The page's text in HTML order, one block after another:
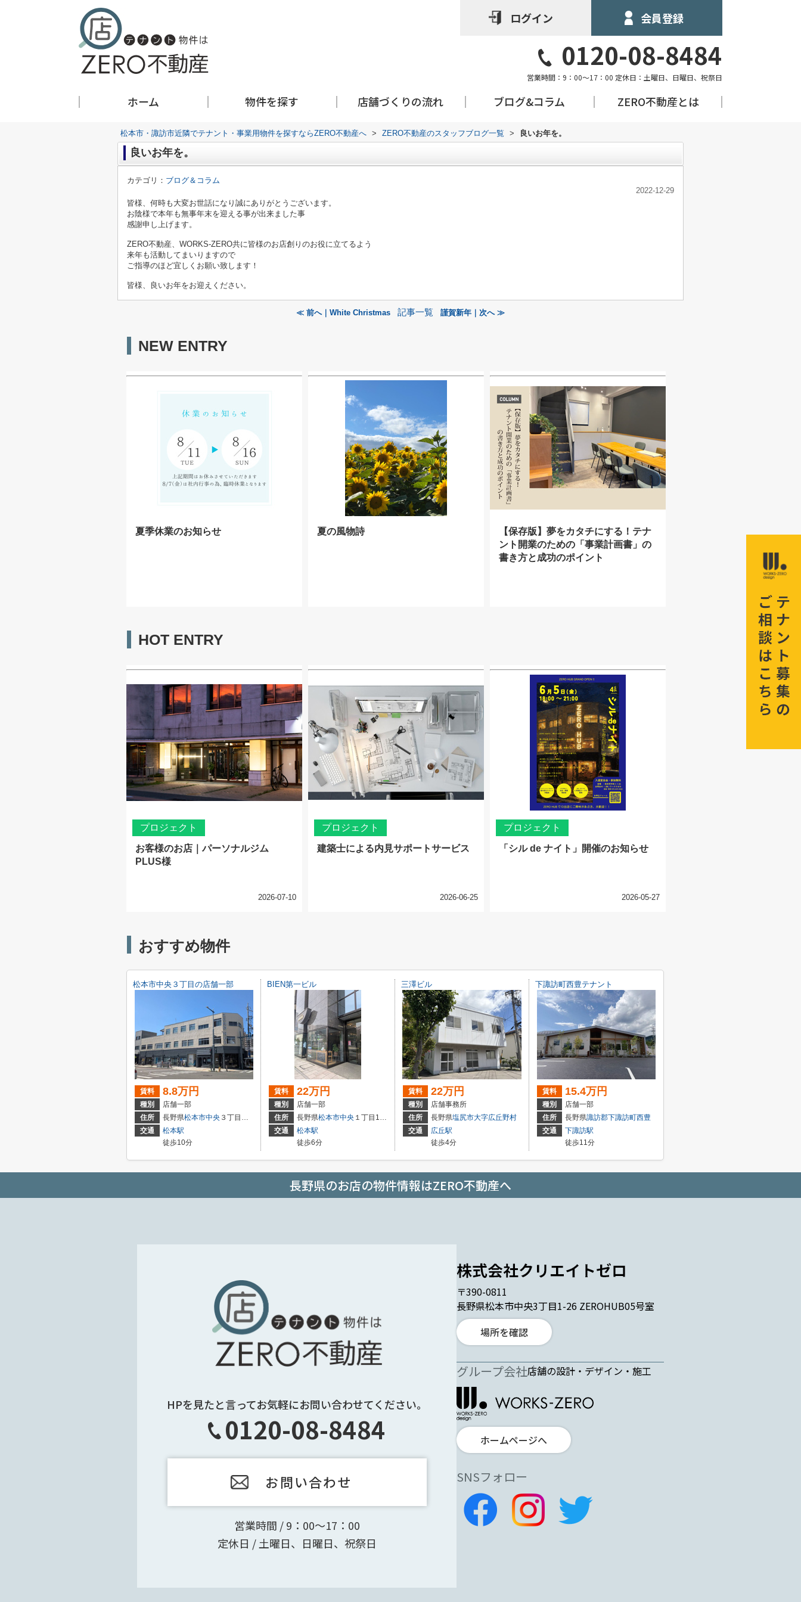
ログイン 会員登録
0120-08-8484
営業時間：9：00～17：00 定休日：土曜日、日曜日、祝祭日
ホーム 物件を探す 店舗づくりの流れ ブログ&コラム ZERO不動産とは
松本市・諏訪市近隣でテナント・事業用物件を探すならZERO不動産へ > ZERO不動産のスタッフブログ一覧 > 良いお年を。
良いお年を。
カテゴリ： ブログ＆コラム
2022-12-29
皆様、何時も大変お世話になり誠にありがとうございます。
お陰様で本年も無事年末を迎える事が出来ました事
感謝申し上げます。
ZERO不動産、WORKS-ZERO共に皆様のお店創りのお役に立てるよう
来年も活動してまいりますので
ご指導のほど宜しくお願い致します！
皆様、良いお年をお迎えください。
≪ 前へ｜White Christmas 記事一覧 謹賀新年｜次へ ≫
NEW ENTRY
夏季休業のお知らせ 夏の風物詩
【保存版】夢をカタチにする！テナ
ント開業のための「事業計画書」の
書き方と成功のポイント
HOT ENTRY
プロジェクト
お客様のお店｜パーソナルジム
PLUS様
2026-07-10
プロジェクト
建築士による内見サポートサービス
2026-06-25
プロジェクト
「シル de ナイト」開催のお知らせ
2026-05-27
おすすめ物件
松本市中央３丁目の店舗一部
賃料 8.8万円
種別
店舗一部
住所
長野県松本市中央 ３丁目１－２6
交通
松本駅
徒歩10分
BIEN第一ビル
賃料 22万円
種別
店舗一部
住所
長野県松本市中央 １丁目11-12
交通
松本駅
徒歩6分
三澤ビル
賃料 22万円
種別
店舗事務所
住所
長野県塩尻市大字広丘野村
交通
広丘駅
徒歩4分
下諏訪町西豊テナント
賃料 15.4万円
種別
店舗一部
住所
長野県諏訪郡下諏訪町西豊
交通
下諏訪駅
徒歩11分
長野県のお店の物件情報はZERO不動産へ
HPを見たと言ってお気軽にお問い合わせてください。
0120-08-8484
お問い合わせ
営業時間 / 9：00～17：00
定休日 / 土曜日、日曜日、祝祭日
〒390-0811
長野県松本市中央3丁目1-26 ZEROHUB05号室
場所を確認
グループ会社店舗の設計・デザイン・施工
ホームページへ
SNSフォロー